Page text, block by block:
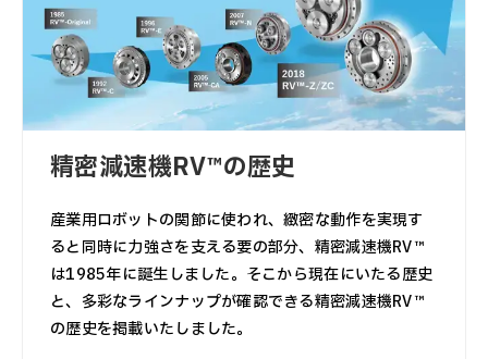
精密減速機RV™の歴史
産業用ロボットの関節に使われ、緻密な動作を実現す
ると同時に力強さを支える要の部分、精密減速機RV™
は1985年に誕生しました。そこから現在にいたる歴史
と、多彩なラインナップが確認できる精密減速機RV™
の歴史を掲載いたしました。